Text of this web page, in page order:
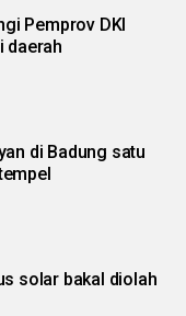
Pemprov DKI
daerah
di Badung satu
solar bakal diolah